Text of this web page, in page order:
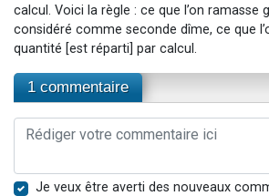
calcul. Voici la règle : ce que l’on ramasse
considéré comme seconde dîme, ce que
quantité [est réparti] par calcul.
1 commentaire
Je veux être averti des nouveaux